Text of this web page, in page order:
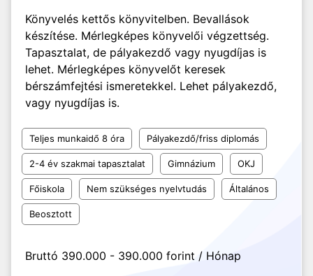
Könyvelés kettős könyvitelben. Bevallások
készítése. Mérlegképes könyvelői végzettség.
Tapasztalat, de pályakezdő vagy nyugdíjas is
lehet. Mérlegképes könyvelőt keresek
bérszámfejtési ismeretekkel. Lehet pályakezdő,
vagy nyugdíjas is.
Teljes munkaidő 8 óra Pályakezdő/friss diplomás
2-4 év szakmai tapasztalat Gimnázium OKJ
Főiskola Nem szükséges nyelvtudás Általános
Beosztott
Bruttó 390.000 - 390.000 forint / Hónap